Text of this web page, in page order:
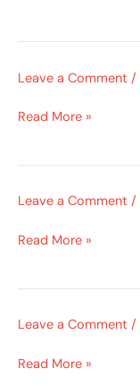
Leave a Comment /
Read More »
Leave a Comment /
Read More »
Leave a Comment /
Read More »